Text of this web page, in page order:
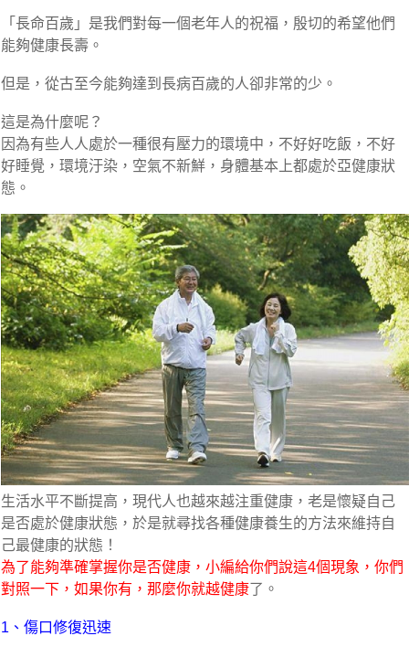
「長命百歲」是我們對每一個老年人的祝福，殷切的希望他們
能夠健康長壽。
但是，從古至今能夠達到長病百歲的人卻非常的少。
這是為什麼呢？
因為有些人人處於一種很有壓力的環境中，不好好吃飯，不好
好睡覺，環境汙染，空氣不新鮮，身體基本上都處於亞健康狀
態。
生活水平不斷提高，現代人也越來越注重健康，老是懷疑自己
是否處於健康狀態，於是就尋找各種健康養生的方法來維持自
己最健康的狀態！
為了能夠準確掌握你是否健康，小編給你們說這4個現象，你們
對照一下，如果你有，那麼你就越健康了。
1、傷口修復迅速